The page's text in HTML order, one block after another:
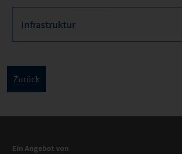
Infrastruktur
Ein Angebot von